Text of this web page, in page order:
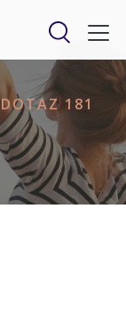
DOTAZ 181